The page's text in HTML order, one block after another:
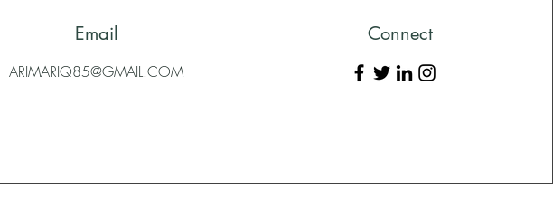
Email
ARIMARIQ85@GMAIL.COM
Connect